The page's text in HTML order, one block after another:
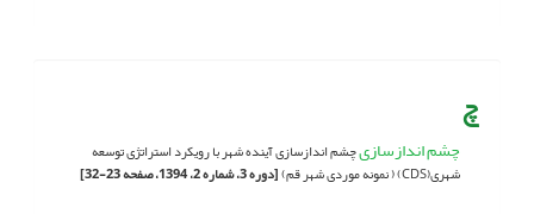
چ
چشم اندازسازیچشم اندازسازی آینده شهر با رویکرد استراتژی توسعه
شهری(CDS) ( نمونه موردی شهر قم)
[دوره 3، شماره 2، 1394، صفحه 23-32]